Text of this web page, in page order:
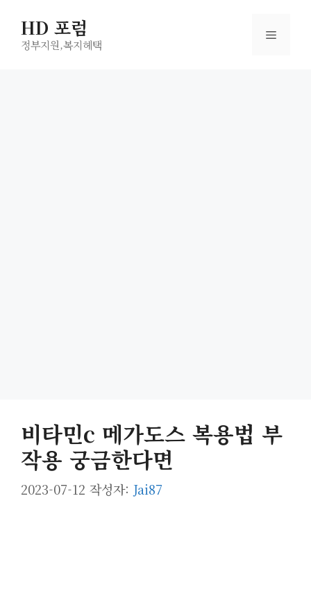
HD 포럼
정부지원,복지헤택
메
비타민c 메가도스 복용법 부
작용 궁금한다면
2023-07-12 작성자: Jai87